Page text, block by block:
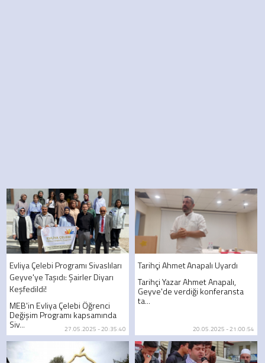
Evliya Çelebi Programı Sivaslıları
Geyve'ye Taşıdı: Şairler Diyarı
Keşfedildi!
MEB'in Evliya Çelebi Öğrenci
Değişim Programı kapsamında
Siv... 27.05.2025 - 20:35:40
Tarihçi Ahmet Anapalı Uyardı
Tarihçi Yazar Ahmet Anapalı,
Geyve'de verdiği konferansta
ta...
20.05.2025 - 21:00:54